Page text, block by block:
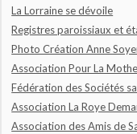
La Lorraine se dévoile
Registres paroissiaux et
Photo Création Anne
Association Pour La Mothe
Fédération des Sociétés
Association La Roye
Association des Amis de